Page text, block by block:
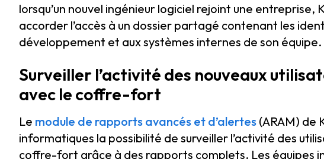
lorsqu’un nouvel ingénieur logiciel rejoint une
accorder l’accès à un dossier partagé contenant les
développement et aux systèmes internes de son équipe.
Surveiller l’activité des nouveaux
avec le coffre-fort
Le module de rapports avancés et d’alertes (ARAM) de
informatiques la possibilité de surveiller l’activité des
coffre-fort grâce à des rapports complets. Les équipes